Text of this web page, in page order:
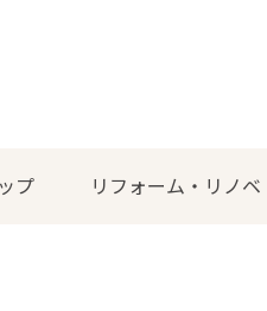
プ リフォーム・リノベ